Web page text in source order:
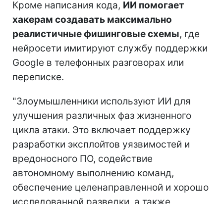
Кроме написания кода, ИИ помогает
хакерам создавать максимально
реалистичные фишинговые схемы, где
нейросети имитируют службу поддержки
Google в телефонных разговорах или
переписке.
"Злоумышленники используют ИИ для
улучшения различных фаз жизненного
цикла атаки. Это включает поддержку
разработки эксплойтов уязвимостей и
вредоносного ПО, содействие
автономному выполнению команд,
обеспечение целенаправленной и хорошо
исследованной разведки, а также